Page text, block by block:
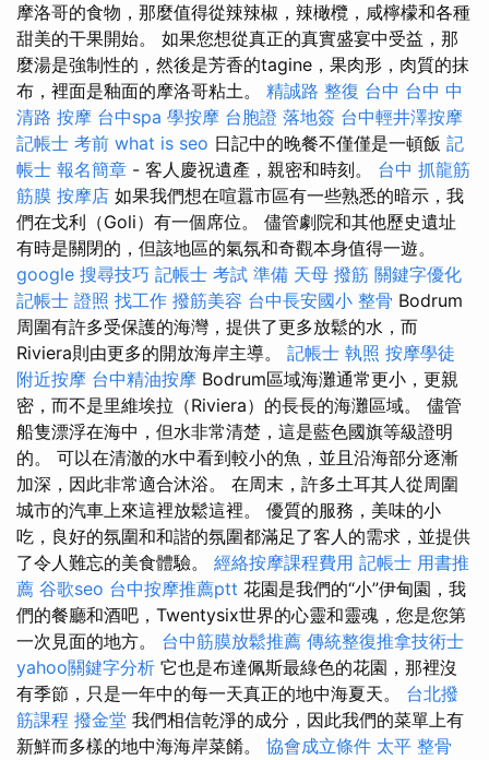
摩洛哥的食物，那麼值得從辣辣椒，辣橄欖，咸檸檬和各種
甜美的干果開始。 如果您想從真正的真實盛宴中受益，那
麼湯是強制性的，然後是芳香的tagine，果肉形，肉質的抹
布，裡面是釉面的摩洛哥粘土。 精誠路 整復 台中 台中 中
清路 按摩 台中spa 學按摩 台胞證 落地簽 台中輕井澤按摩
記帳士 考前 what is seo 日記中的晚餐不僅僅是一頓飯 記
帳士 報名簡章 - 客人慶祝遺產，親密和時刻。 台中 抓龍筋
筋膜 按摩店 如果我們想在喧囂市區有一些熟悉的暗示，我
們在戈利（Goli）有一個席位。 儘管劇院和其他歷史遺址
有時是關閉的，但該地區的氣氛和奇觀本身值得一遊。
google 搜尋技巧 記帳士 考試 準備 天母 撥筋 關鍵字優化
記帳士 證照 找工作 撥筋美容 台中長安國小 整骨 Bodrum
周圍有許多受保護的海灣，提供了更多放鬆的水，而
Riviera則由更多的開放海岸主導。 記帳士 執照 按摩學徒
附近按摩 台中精油按摩 Bodrum區域海灘通常更小，更親
密，而不是里維埃拉（Riviera）的長長的海灘區域。 儘管
船隻漂浮在海中，但水非常清楚，這是藍色國旗等級證明
的。 可以在清澈的水中看到較小的魚，並且沿海部分逐漸
加深，因此非常適合沐浴。 在周末，許多土耳其人從周圍
城市的汽車上來這裡放鬆這裡。 優質的服務，美味的小
吃，良好的氛圍和和諧的氛圍都滿足了客人的需求，並提供
了令人難忘的美食體驗。 經絡按摩課程費用 記帳士 用書推
薦 谷歌seo 台中按摩推薦ptt 花園是我們的“小”伊甸園，我
們的餐廳和酒吧，Twentysix世界的心靈和靈魂，您是您第
一次見面的地方。 台中筋膜放鬆推薦 傳統整復推拿技術士
yahoo關鍵字分析 它也是布達佩斯最綠色的花園，那裡沒
有季節，只是一年中的每一天真正的地中海夏天。 台北撥
筋課程 撥金堂 我們相信乾淨的成分，因此我們的菜單上有
新鮮而多樣的地中海海岸菜餚。 協會成立條件 太平 整骨